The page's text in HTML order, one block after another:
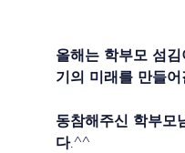
올해는 학부모 섬
기의 미래를 만들
동참해주신 학부모
다.^^